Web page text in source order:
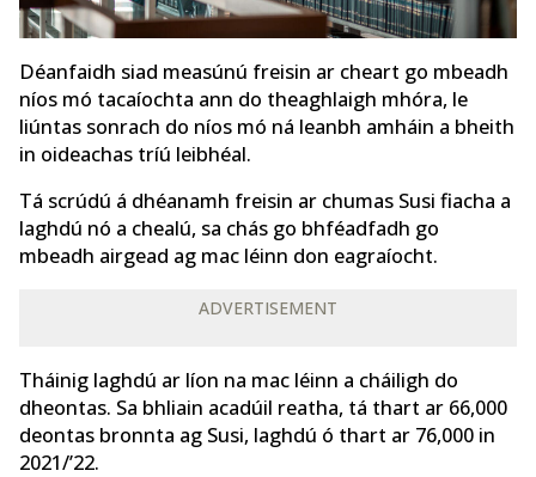
Déanfaidh siad measúnú freisin ar cheart go mbeadh
níos mó tacaíochta ann do theaghlaigh mhóra, le
liúntas sonrach do níos mó ná leanbh amháin a bheith
in oideachas tríú leibhéal.
Tá scrúdú á dhéanamh freisin ar chumas Susi fiacha a
laghdú nó a chealú, sa chás go bhféadfadh go
mbeadh airgead ag mac léinn don eagraíocht.
ADVERTISEMENT
Tháinig laghdú ar líon na mac léinn a cháiligh do
dheontas. Sa bhliain acadúil reatha, tá thart ar 66,000
deontas bronnta ag Susi, laghdú ó thart ar 76,000 in
2021/’22.